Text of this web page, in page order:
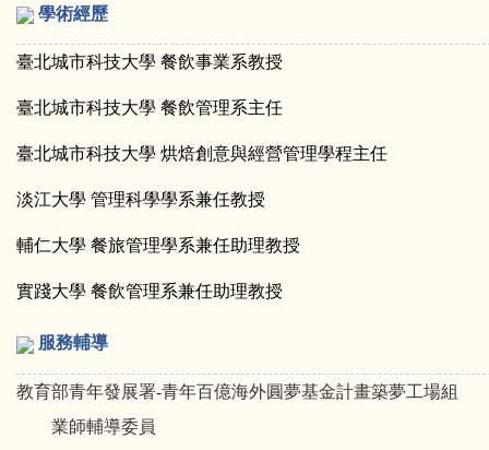
學術經歷
臺北城市科技大學 餐飲事業系教授
臺北城市科技大學 餐飲管理系主任
臺北城市科技大學 烘焙創意與經營管理學程主任
淡江大學 管理科學學系兼任教授
輔仁大學 餐旅管理學系兼任助理教授
實踐大學 餐飲管理系兼任助理教授
服務輔導
教育部青年發展署-青年百億海外圓夢基金計畫築夢工場組
業師輔導委員